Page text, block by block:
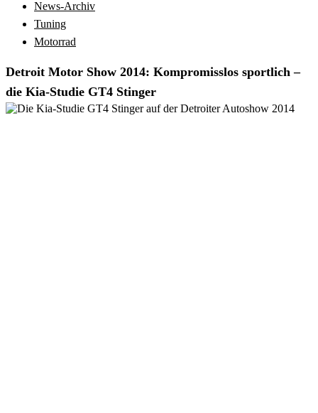
News-Archiv
Tuning
Motorrad
Detroit Motor Show 2014: Kompromisslos sportlich –
die Kia-Studie GT4 Stinger